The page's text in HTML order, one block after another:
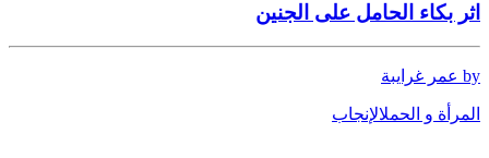
اثر بكاء الحامل على الجنين
by عمر غرايبة
المرأة و الحملالإنجاب